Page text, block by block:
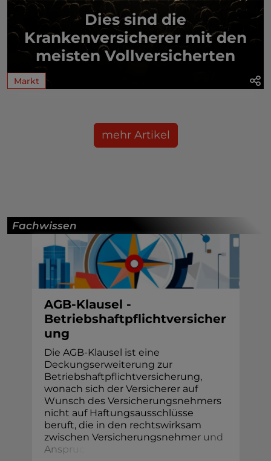
Dies sind die
Krankenversicherer mit den
meisten Vollversicherten
Markt
mehr Artikel
Fachwissen
AGB-Klausel -
Betriebshaftpflichtversicher
ung
Die AGB-Klausel ist eine
Deckungserweiterung zur
Betriebshaftpflichtversicherung,
wonach sich der Versicherer auf
Wunsch des Versicherungsnehmers
nicht auf Haftungsausschlüsse
beruft, die in den rechtswirksam
zwischen Versicherungsnehmer und
Anspr